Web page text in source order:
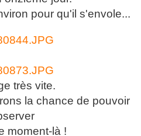
pour qu'il s'envole...
très vite.
la chance de pouvoir
moment-là !